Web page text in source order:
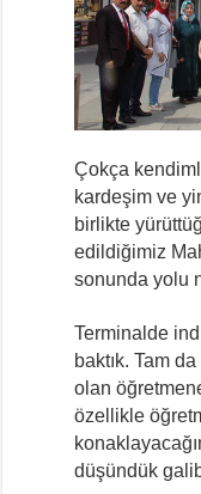
Çokça
kardeşim ve
birlikte
edildiğimiz
sonunda yolu
Terminalde
baktık. Tam
olan
özellikle
düşündük